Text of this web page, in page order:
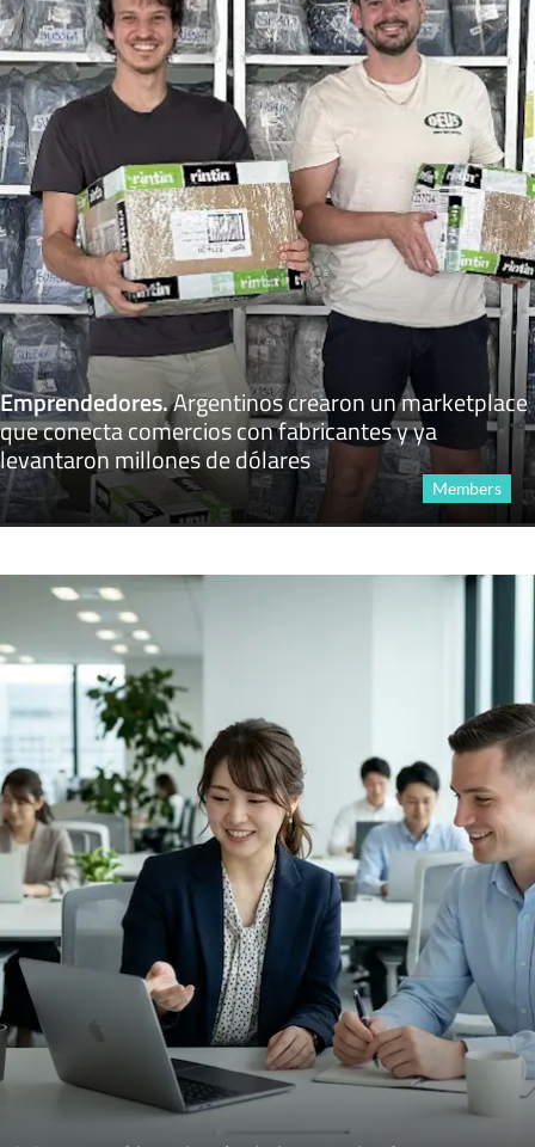
Emprendedores.Argentinos crearon un marketplace
que conecta comercios con fabricantes y ya
levantaron millones de dólares
Members